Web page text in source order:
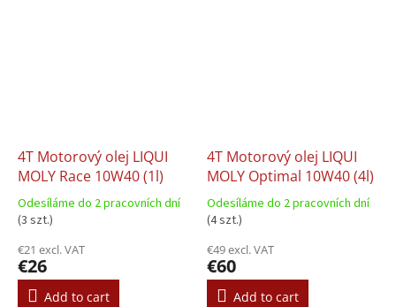
4T Motorový olej LIQUI
MOLY Race 10W40 (1l)
Odesíláme do 2 pracovních dní
(3 szt.)
€21 excl. VAT
€26
Add to cart
4T Motorový olej LIQUI
MOLY Optimal 10W40 (4l)
Odesíláme do 2 pracovních dní
(4 szt.)
€49 excl. VAT
€60
Add to cart